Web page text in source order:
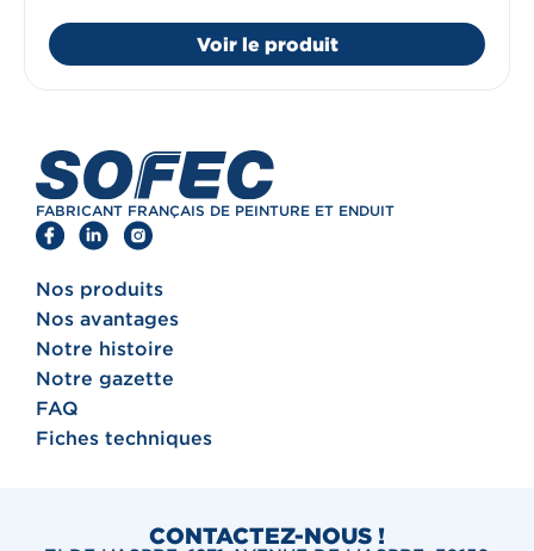
Voir le produit
FABRICANT FRANÇAIS DE PEINTURE ET ENDUIT
Nos produits
Nos avantages
Notre histoire
Notre gazette
FAQ
Fiches techniques
CONTACTEZ-NOUS !